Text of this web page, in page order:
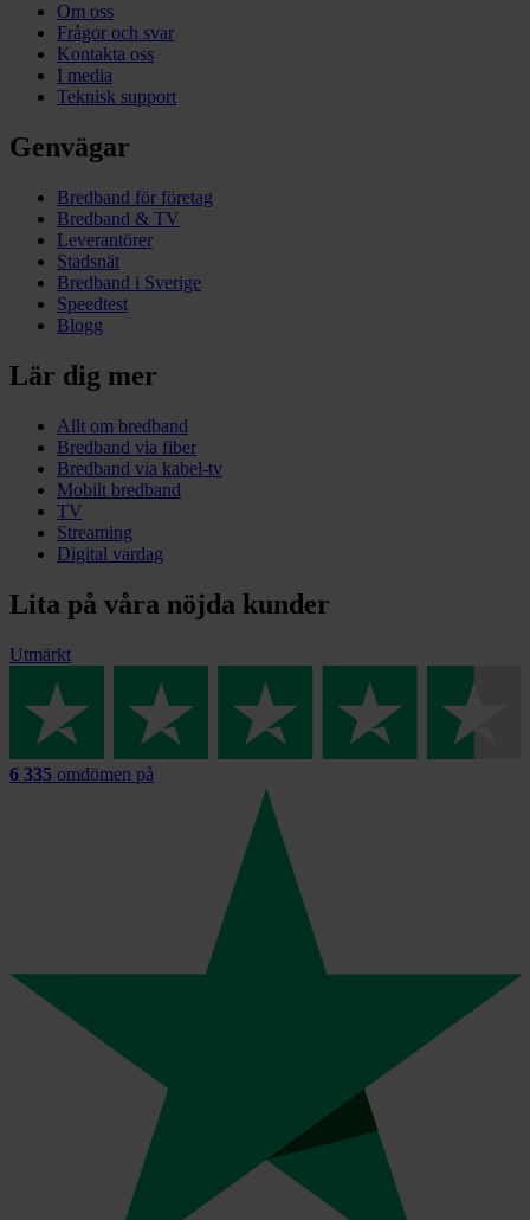
Om oss
Frågor och svar
Kontakta oss
I media
Teknisk support
Genvägar
Bredband för företag
Bredband & TV
Leverantörer
Stadsnät
Bredband i Sverige
Speedtest
Blogg
Lär dig mer
Allt om bredband
Bredband via fiber
Bredband via kabel-tv
Mobilt bredband
TV
Streaming
Digital vardag
Lita på våra nöjda kunder
Utmärkt
6 335 omdömen på